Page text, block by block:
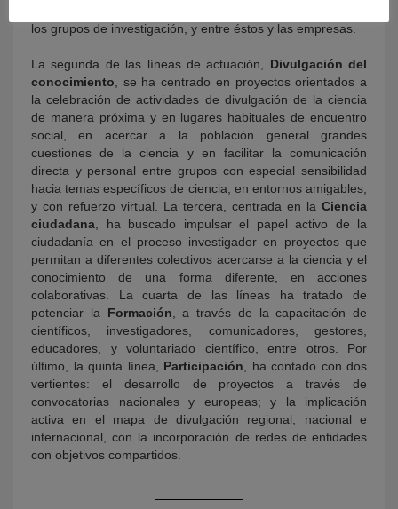
los grupos de investigación, y entre éstos y las empresas.
La segunda de las líneas de actuación,
Divulgación del
conocimiento , se ha centrado en proyectos orientados a
la celebración de actividades de divulgación de la ciencia
de manera próxima y en lugares habituales de encuentro
social, en acercar a la población general grandes
cuestiones de la ciencia y en facilitar la comunicación
directa y personal entre grupos con especial sensibilidad
hacia temas específicos de ciencia, en entornos amigables,
y con refuerzo virtual. La tercera, centrada en la Ciencia
ciudadana , ha buscado impulsar el papel activo de la
ciudadanía en el proceso investigador en proyectos que
permitan a diferentes colectivos acercarse a la ciencia y el
conocimiento de una forma diferente, en acciones
colaborativas. La cuarta de las líneas ha tratado de
potenciar la
Formación , a través de la capacitación de
científicos, investigadores, comunicadores, gestores,
educadores, y voluntariado científico, entre otros. Por
último, la quinta línea, Participación , ha contado con dos
vertientes: el desarrollo de proyectos a través de
convocatorias nacionales y europeas; y la implicación
activa en el mapa de divulgación regional, nacional e
internacional, con la incorporación de redes de entidades
con objetivos compartidos.